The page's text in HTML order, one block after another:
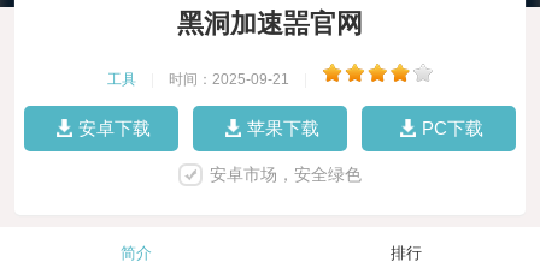
黑洞加速噐官网
工具 时间：2025-09-21
安卓下载 苹果下载 PC下载
安卓市场，安全绿色
简介 排行